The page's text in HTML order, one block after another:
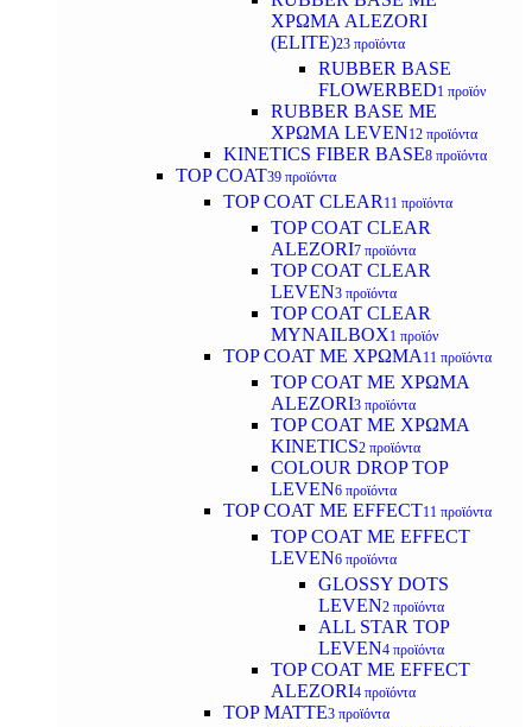
ΧΡΩΜΑ ALEZORI
(ELITE)23 προϊόντα
RUBBER BASE
FLOWERBED1 προϊόν
RUBBER BASE ΜΕ
ΧΡΩΜΑ LEVEN12 προϊόντα
KINETICS FIBER BASE8 προϊόντα
TOP COAT39 προϊόντα
TOP COAT CLEAR 11 προϊόντα
TOP COAT CLEAR
ALEZORI7 προϊόντα
TOP COAT CLEAR
LEVEN3 προϊόντα
TOP COAT CLEAR
MYNAILBOX1 προϊόν
TOP COAT ΜΕ ΧΡΩΜΑ 11 προϊόντα
TOP COAT ΜΕ ΧΡΩΜΑ
ALEZORI3 προϊόντα
TOP COAT ΜΕ ΧΡΩΜΑ
KINETICS2 προϊόντα
COLOUR DROP TOP
LEVEN6 προϊόντα
TOP COAT ΜΕ EFFECT11 προϊόντα
TOP COAT ME EFFECT
LEVEN6 προϊόντα
GLOSSY DOTS
LEVEN2 προϊόντα
ALL STAR TOP
LEVEN4 προϊόντα
TOP COAT ME EFFECT
ALEZORI4 προϊόντα
TOP MATTE3 προϊόντα